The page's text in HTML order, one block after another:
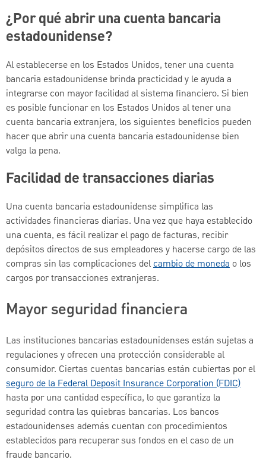
¿Por qué abrir una cuenta bancaria
estadounidense?
Al establecerse en los Estados Unidos, tener una cuenta
bancaria estadounidense brinda practicidad y le ayuda a
integrarse con mayor facilidad al sistema financiero. Si bien
es posible funcionar en los Estados Unidos al tener una
cuenta bancaria extranjera, los siguientes beneficios pueden
hacer que abrir una cuenta bancaria estadounidense bien
valga la pena.
Facilidad de transacciones diarias
Una cuenta bancaria estadounidense simplifica las
actividades financieras diarias. Una vez que haya establecido
una cuenta, es fácil realizar el pago de facturas, recibir
depósitos directos de sus empleadores y hacerse cargo de las
compras sin las complicaciones delcambio de moneda o los
cargos por transacciones extranjeras.
Mayor seguridad financiera
Las instituciones bancarias estadounidenses están sujetas a
regulaciones y ofrecen una protección considerable al
consumidor. Ciertas cuentas bancarias están cubiertas por el
seguro de la Federal Deposit Insurance Corporation (FDIC)
hasta por una cantidad específica, lo que garantiza la
seguridad contra las quiebras bancarias. Los bancos
estadounidenses además cuentan con procedimientos
establecidos para recuperar sus fondos en el caso de un
fraude bancario.